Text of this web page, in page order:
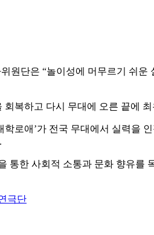
원단은 “놀이성에 머무르기 쉬
복하고 다시 무대에 오른 끝에
로애’가 전국 무대에서 실력을
통한 사회적 소통과 문화 향유를
극단